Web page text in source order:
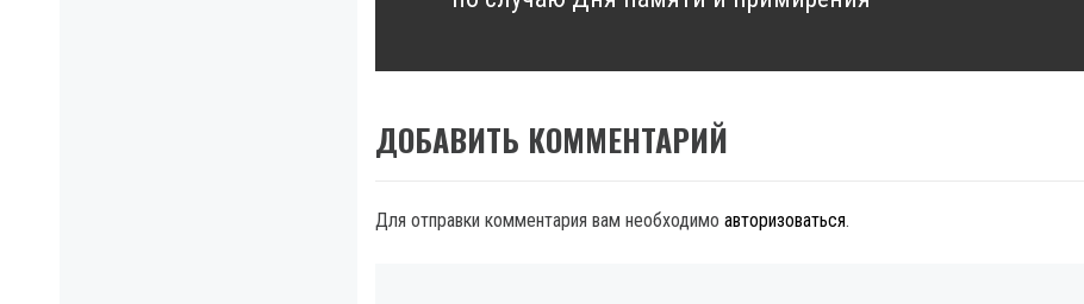
post:
ДОБАВИТЬ КОММЕНТАРИЙ
Для отправки комментария вам необходимо авторизоваться.